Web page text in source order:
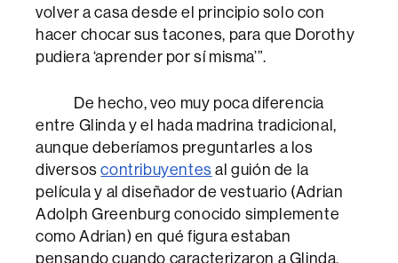
volver a casa desde el principio solo con
hacer chocar sus tacones, para que Dorothy
pudiera ‘aprender por sí misma’”.
De hecho, veo muy poca diferencia
entre Glinda y el hada madrina tradicional,
aunque deberíamos preguntarles a los
diversoscontribuyentes al guión de la
película y al diseñador de vestuario (Adrian
Adolph Greenburg conocido simplemente
como Adrian) en qué figura estaban
pensando cuando caracterizaron a Glinda.